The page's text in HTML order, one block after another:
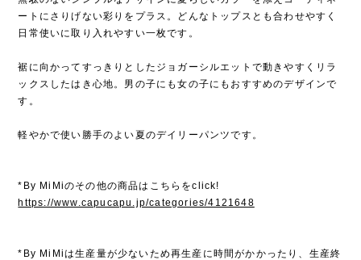
ートにさりげない彩りをプラス。どんなトップスとも合わせやすく
日常使いに取り入れやすい一枚です。
裾に向かってすっきりとしたジョガーシルエットで動きやすくリラ
ックスしたはき心地。男の子にも女の子にもおすすめのデザインで
す。
軽やかで使い勝手のよい夏のデイリーパンツです。
*By MiMiのその他の商品はこちらをclick!
https://www.capucapu.jp/categories/4121648
*By MiMiは生産量が少ないため再生産に時間がかかったり、生産終